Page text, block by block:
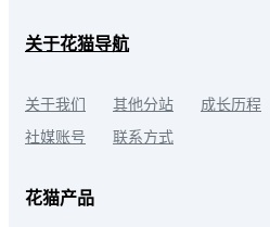
关于花猫导航
关于我们 其他分站 成长历程
社媒账号
联系方式
花猫产品